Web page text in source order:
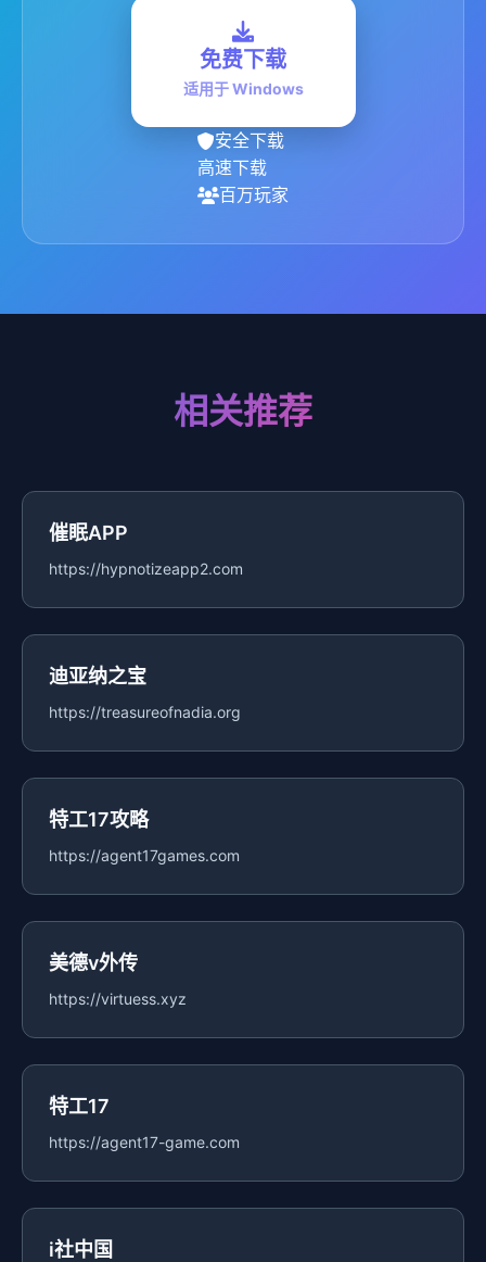
免费下载
适用于 Windows
安全下载
高速下载
百万玩家
相关推荐
催眠APP
https://hypnotizeapp2.com
迪亚纳之宝
https://treasureofnadia.org
特工17攻略
https://agent17games.com
美德v外传
https://virtuess.xyz
特工17
https://agent17-game.com
i社中国